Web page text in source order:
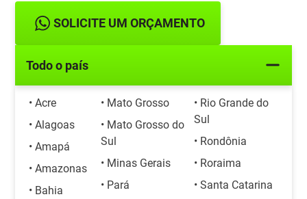
SOLICITE UM ORÇAMENTO
Todo o país
• Acre
• Alagoas
• Amapá
• Amazonas
• Bahia
• Mato Grosso
• Mato Grosso do
Sul
• Minas Gerais
• Pará
• Rio Grande do
Sul
• Rondônia
• Roraima
• Santa Catarina